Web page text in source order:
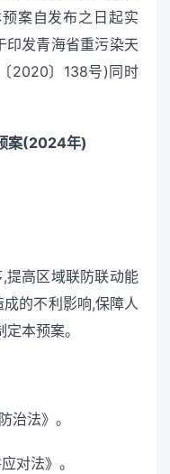
案自发布之日起实
印发青海省重污染天
2020〕138号)同时
案(2024年)
提高区域联防联动能
的不利影响,保障人
本预案。
治法》。
对法》。